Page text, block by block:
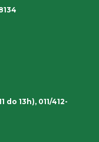
do 13h), 011/412-